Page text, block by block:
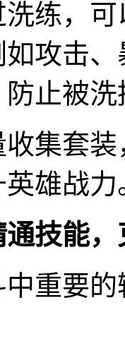
练，
攻击
止被洗
集套
雄战力
技能
重要